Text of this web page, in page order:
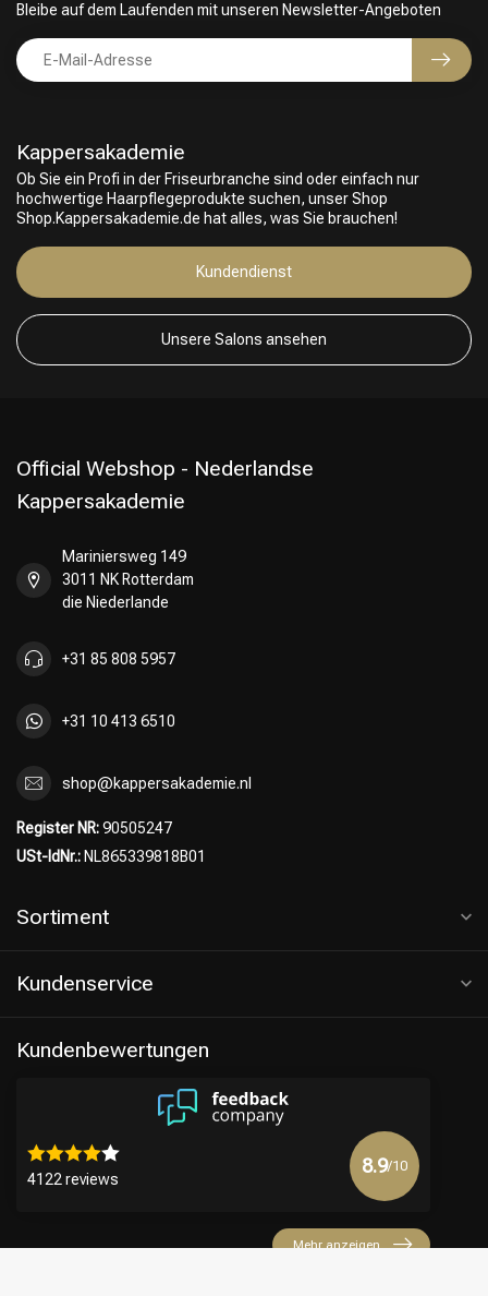
Friseurwahl
Kappersakademie
Ob Sie ein Profi in der Friseurbranche sind oder einfach nur
hochwertige Haarpflegeprodukte suchen, unser Shop
Shop.Kappersakademie.de hat alles, was Sie brauchen!
Kundendienst
Unsere Salons ansehen
Bleibe auf dem Laufenden mit unseren Newsletter-Angeboten
Official Webshop - Nederlandse
Kappersakademie
Mariniersweg 149
3011 NK Rotterdam
die Niederlande
+31 85 808 5957
+31 10 413 6510
shop@kappersakademie.nl
Register NR:90505247
USt-IdNr.: NL865339818B01
Sortiment
Kundenservice
Kundenbewertungen
4122 reviews
8.9/10
Mehr anzeigen